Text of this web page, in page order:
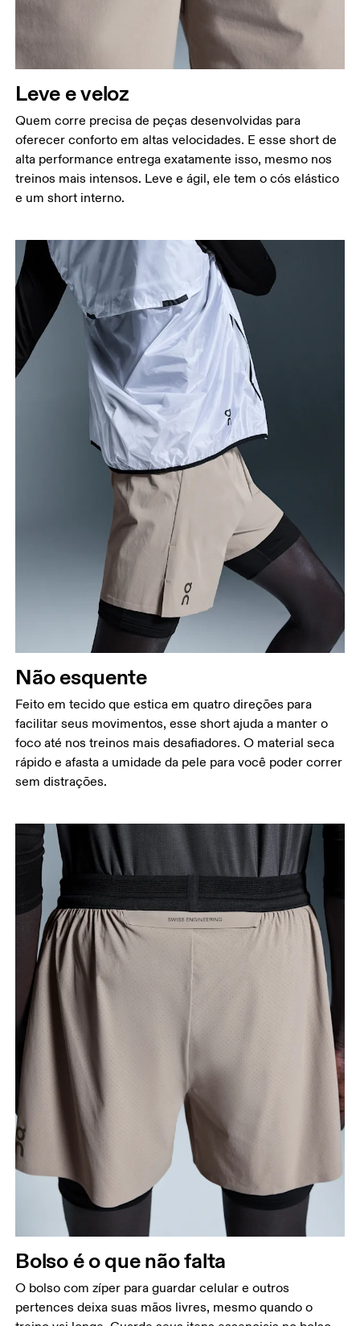
Meça ao redor da parte mais larga do quadril.
ombros. Meça ao redor da parte mais larga da
coxa.
Entreperna
Fique em pé, com os pés ligeiramente afastados e
as pernas retas. Meça da virilha até o tornozelo.
Leve e veloz
Quem corre precisa de peças desenvolvidas para
oferecer conforto em altas velocidades. E esse short de
alta performance entrega exatamente isso, mesmo nos
treinos mais intensos. Leve e ágil, ele tem o cós elástico
e um short interno.
Não esquente
Feito em tecido que estica em quatro direções para
facilitar seus movimentos, esse short ajuda a manter o
foco até nos treinos mais desafiadores. O material seca
rápido e afasta a umidade da pele para você poder correr
sem distrações.
Bolso é o que não falta
O bolso com zíper para guardar celular e outros
pertences deixa suas mãos livres, mesmo quando o